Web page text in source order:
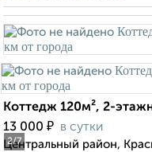
2/7
Коттедж 120м², 2-
13 000 ₽ в сутки
Центральный район,